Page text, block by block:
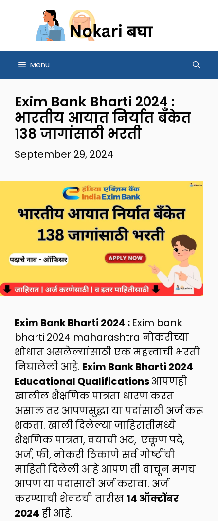
content
Menu
Exim Bank Bharti 2024 :
भारतीय आयात निर्यात बँकेत
138 जागांसाठी भरती
September 29, 2024
Exim Bank Bharti 2024 : Exim bank
bharti 2024 maharashtra नोकरीच्या
शोधात असलेल्यांसाठी एक महत्त्वाची भरती
निघालेली आहे. Exim Bank Bharti 2024
Educational Qualificationsआपणही
खालील शैक्षणिक पात्रता धारण करत
असाल तर आपणसुद्धा या पदांसाठी अर्ज करू
शकता. खाली दिलेल्या जाहिरातीमध्ये
शैक्षणिक पात्रता, वयाची अट, एकूण पदे,
अर्ज, फी, नोकरी ठिकाणे सर्व गोष्टींची
माहिती दिलेली आहे आपण ती वाचून मगच
आपण या पदासाठी अर्ज करावा. अर्ज
करण्याची शेवटची तारीख 14 ऑक्टोंबर
2024 ही आहे.